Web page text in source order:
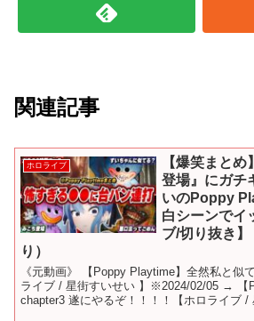
関連記事
ホロライブ
【爆笑まと
登場』にガチ
いのPoppy
白シーンでイ
ブ/切り抜き
り）
《元動画》 【Poppy Playtime】全然私と
ライブ / 星街すいせい 】※2024/02/05 → 【
chapter3 遂にやるぞ！！！！【ホロライブ /